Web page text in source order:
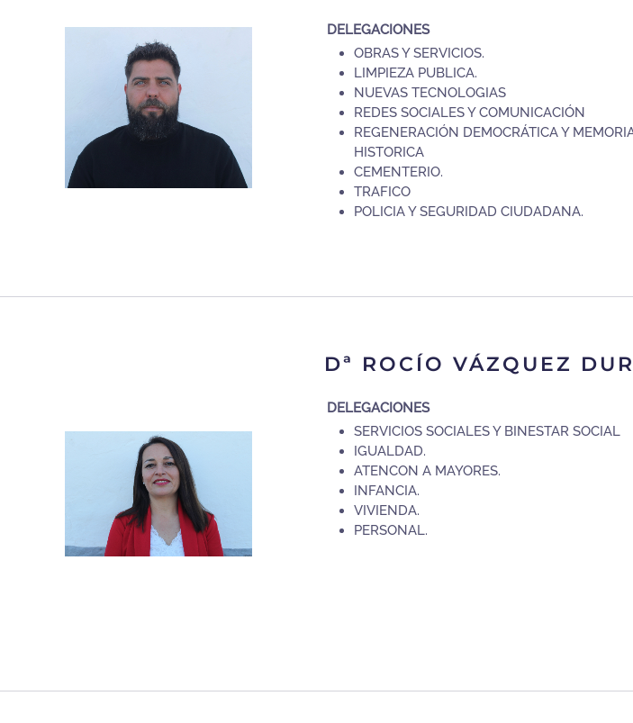
DELEGACIONES
OBRAS Y SERVICIOS.
LIMPIEZA PUBLICA.
NUEVAS TECNOLOGIAS
REDES SOCIALES Y COMUNICACIÓN
REGENERACIÓN DEMOCRÁTICA Y
HISTORICA
CEMENTERIO.
TRAFICO
POLICIA Y SEGURIDAD CIUDADANA.
Dª ROCÍO VÁZQUEZ
DELEGACIONES
SERVICIOS SOCIALES Y BINESTAR SOCIAL
IGUALDAD.
ATENCON A MAYORES.
INFANCIA.
VIVIENDA.
PERSONAL.